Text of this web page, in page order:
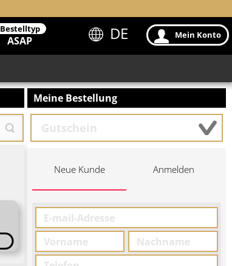
Mein Konto
DE
Bestelltyp
ASAP
Meine Bestellung
Neue Kunde Anmelden